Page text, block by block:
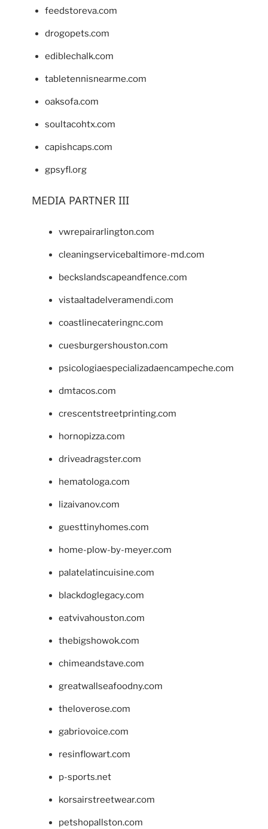
feedstoreva.com
drogopets.com
ediblechalk.com
tabletennisnearme.com
oaksofa.com
soultacohtx.com
capishcaps.com
gpsyfl.org
MEDIA PARTNER III
vwrepairarlington.com
cleaningservicebaltimore-md.com
beckslandscapeandfence.com
vistaaltadelveramendi.com
coastlinecateringnc.com
cuesburgershouston.com
psicologiaespecializadaencampeche.com
dmtacos.com
crescentstreetprinting.com
hornopizza.com
driveadragster.com
hematologa.com
lizaivanov.com
guesttinyhomes.com
home-plow-by-meyer.com
palatelatincuisine.com
blackdoglegacy.com
eatvivahouston.com
thebigshowok.com
chimeandstave.com
greatwallseafoodny.com
theloverose.com
gabriovoice.com
resinflowart.com
p-sports.net
korsairstreetwear.com
petshopallston.com